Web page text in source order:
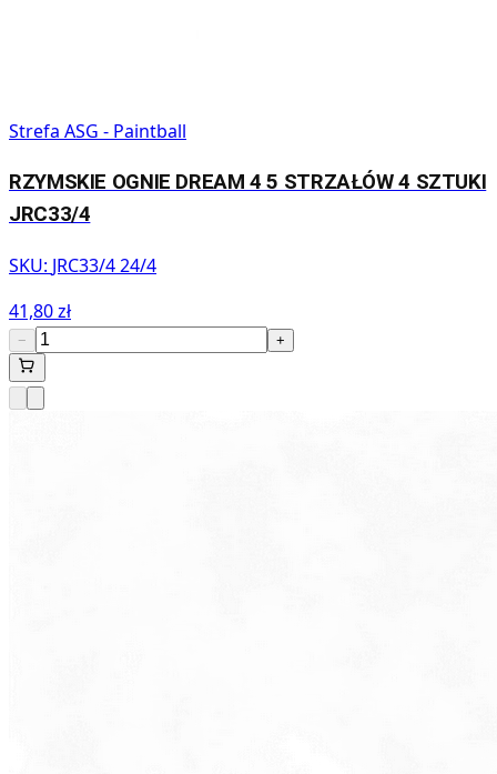
Strefa ASG - Paintball
RZYMSKIE OGNIE DREAM 4 5 STRZAŁÓW 4 SZTUKI
JRC33/4
SKU: JRC33/4 24/4
41,80 zł
− +